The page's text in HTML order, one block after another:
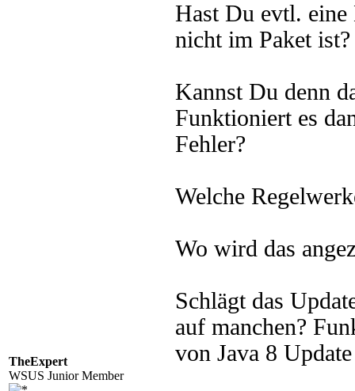
TheExpert
WSUS Junior Member
Hast Du evtl. eine
nicht im Paket ist?
Kannst Du denn
Funktioniert es
Fehler?
Welche
Wo wird das
Schlägt das
auf manchen?
von Java 8